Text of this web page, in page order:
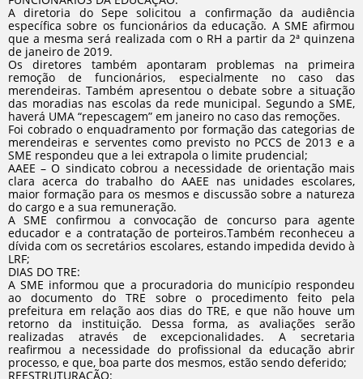
A diretoria do Sepe solicitou a confirmação da audiência
específica sobre os funcionários da educação. A SME afirmou
que a mesma será realizada com o RH a partir da 2ª quinzena
de janeiro de 2019.
Os diretores também apontaram problemas na primeira
remoção de funcionários, especialmente no caso das
merendeiras. Também apresentou o debate sobre a situação
das moradias nas escolas da rede municipal. Segundo a SME,
haverá UMA “repescagem” em janeiro no caso das remoções.
Foi cobrado o enquadramento por formação das categorias de
merendeiras e serventes como previsto no PCCS de 2013 e a
SME respondeu que a lei extrapola o limite prudencial;
AAEE – O sindicato cobrou a necessidade de orientação mais
clara acerca do trabalho do AAEE nas unidades escolares,
maior formação para os mesmos e discussão sobre a natureza
do cargo e a sua remuneração.
A SME confirmou a convocação de concurso para agente
educador e a contratação de porteiros.Também reconheceu a
dívida com os secretários escolares, estando impedida devido à
LRF;
DIAS DO TRE:
A SME informou que a procuradoria do município respondeu
ao documento do TRE sobre o procedimento feito pela
prefeitura em relação aos dias do TRE, e que não houve um
retorno da instituição. Dessa forma, as avaliações serão
realizadas através de excepcionalidades. A secretaria
reafirmou a necessidade do profissional da educação abrir
processo, e que, boa parte dos mesmos, estão sendo deferido;
REESTRUTURAÇÃO: